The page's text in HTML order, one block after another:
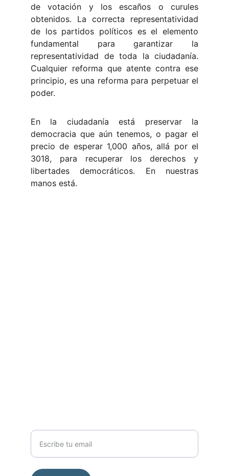
de votación y los escaños o curules
obtenidos. La correcta representatividad
de los partidos políticos es el elemento
fundamental para garantizar la
representatividad de toda la ciudadanía.
Cualquier reforma que atente contra ese
principio, es una reforma para perpetuar el
poder.
En la ciudadanía está preservar la
democracia que aún tenemos, o pagar el
precio de esperar 1,000 años, allá por el
3018, para recuperar los derechos y
libertades democráticos. En nuestras
manos está.